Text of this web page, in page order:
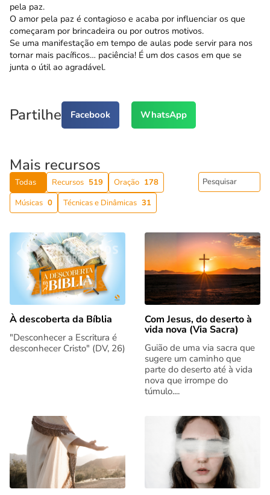
pela paz.
O amor pela paz é contagioso e acaba por influenciar os que
começaram por brincadeira ou por outros motivos.
Se uma manifestação em tempo de aulas pode servir para nos
tornar mais pacíficos… paciên­cia! É um dos casos em que se
junta o útil ao agra­dável.
Partilhe Facebook WhatsApp
Mais recursos
Todas Recursos 519 Oração 178
Músicas 0 Técnicas e Dinâmicas 31
À descoberta da Bíblia
"Desconhecer a Escritura é
desconhecer Cristo" (DV, 26)
Com Jesus, do deserto à
vida nova (Via Sacra)
Guião de uma via sacra que
sugere um caminho que
parte do deserto até à vida
nova que irrompe do
túmulo....